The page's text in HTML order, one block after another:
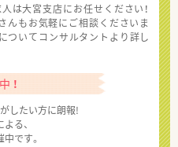
は大宮支店にお任せください！
んもお気軽にご相談くださいま
ついてコンサルタントより詳し
！
したい方に朗報!
る、
です。